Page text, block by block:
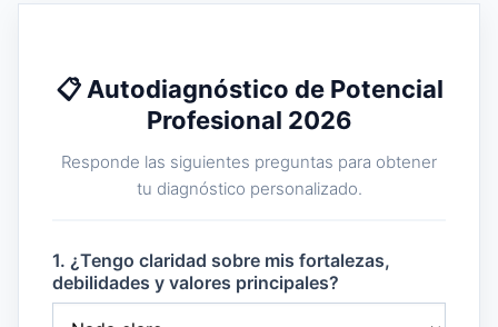
📋 Autodiagnóstico de Potencial
Profesional 2026
Responde las siguientes preguntas para obtener
tu diagnóstico personalizado.
1. ¿Tengo claridad sobre mis fortalezas,
debilidades y valores principales?